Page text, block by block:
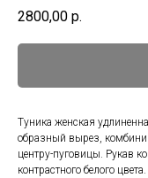
2800,00 р.
Туника женская
образный вырез,
центру-пуговицы. Рукав
контрастного белого